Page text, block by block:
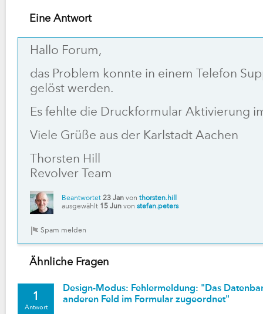
Eine Antwort
Hallo Forum,
das Problem konnte in einem Telefon
gelöst werden.
Es fehlte die Druckformular Aktivierung
Viele Grüße aus der Karlstadt Aachen
Thorsten Hill
Revolver Team
Beantwortet 23 Jan von thorsten.hill
ausgewählt 15 Jun von stefan.peters
Ähnliche Fragen
1
Antwort
Design-Modus: Fehlermeldung: "Das
anderen Feld im Formular zugeordnet"